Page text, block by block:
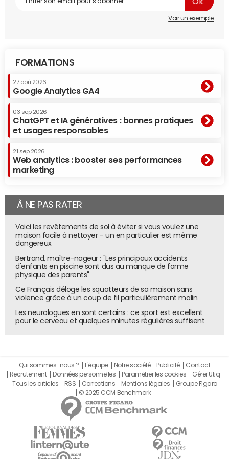
très haut débit fixes. De quoi lui permettre de dépasser la
barre des 6 millions d'abonnés haut débit et très haut
Voir un exemple
FORMATIONS
27 aoû 2026
Google Analytics GA4
03 sep 2026
ChatGPT et IA génératives : bonnes pratiques
et usages responsables
21 sep 2026
Web analytics : booster ses performances
marketing
À NE PAS RATER
Voici les revêtements de sol à éviter si vous voulez une
maison facile à nettoyer - un en particulier est même
dangereux
Bertrand, maître-nageur : "Les principaux accidents
d'enfants en piscine sont dus au manque de forme
physique des parents"
Ce Français déloge les squatteurs de sa maison sans
violence grâce à un coup de fil particulièrement malin
Les neurologues en sont certains : ce sport est excellent
pour le cerveau et quelques minutes régulières suffisent
Qui sommes-nous ? L'équipe Notre société Publicité
Contact
Recrutement
Données personnelles Paramétrer les cookies
Gérer Utiq
Tous les articles
RSS Corrections Mentions légales
Groupe Figaro
© 2025 CCM Benchmark